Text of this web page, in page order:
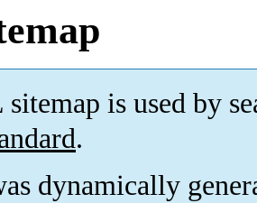
is used by
.
dynamically